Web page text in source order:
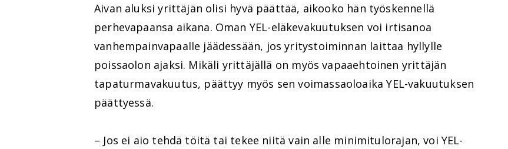
Aivan aluksi yrittäjän olisi hyvä päättää, aikooko hän työskennellä
perhevapaansa aikana. Oman YEL-eläkevakuutuksen voi irtisanoa
vanhempainvapaalle jäädessään, jos yritystoiminnan laittaa hyllylle
poissaolon ajaksi. Mikäli yrittäjällä on myös vapaaehtoinen yrittäjän
tapaturmavakuutus, päättyy myös sen voimassaoloaika YEL-vakuutuksen
päättyessä.
– Jos ei aio tehdä töitä tai tekee niitä vain alle minimitulorajan, voi YEL-